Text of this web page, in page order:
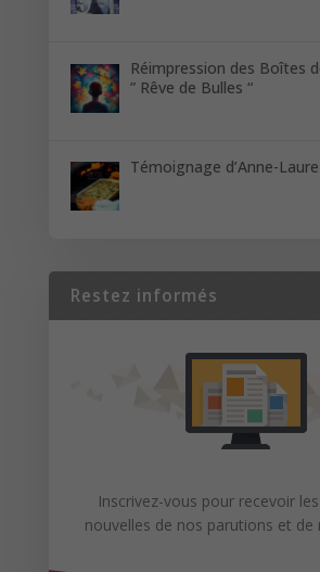
Réimpression des Boîtes
” Rêve de Bulles “
Témoignage d’Anne-
Restez informés
Inscrivez-vous pour recevoir
nouvelles de nos parutions et de